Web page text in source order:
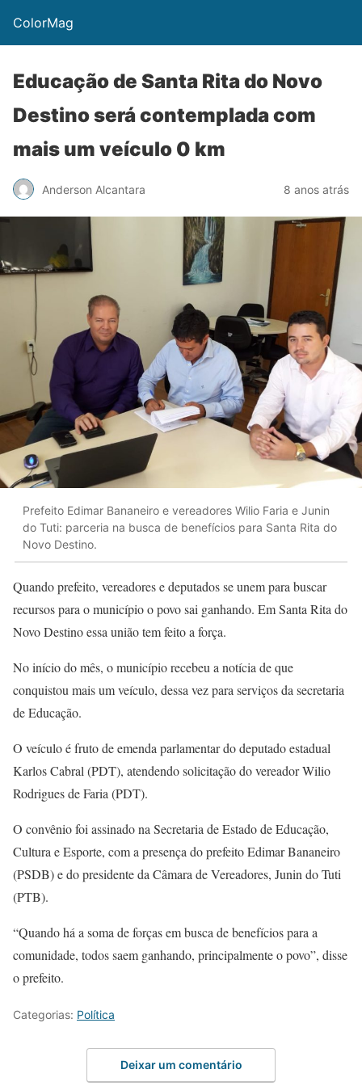
ColorMag
Educação de Santa Rita do Novo
Destino será contemplada com
mais um veículo 0 km
Anderson Alcantara 8 anos atrás
Prefeito Edimar Bananeiro e vereadores Wilio Faria e Junin
do Tuti: parceria na busca de benefícios para Santa Rita do
Novo Destino.
Quando prefeito, vereadores e deputados se unem para buscar
recursos para o município o povo sai ganhando. Em Santa Rita do
Novo Destino essa união tem feito a força.
No início do mês, o município recebeu a notícia de que
conquistou mais um veículo, dessa vez para serviços da secretaria
de Educação.
O veículo é fruto de emenda parlamentar do deputado estadual
Karlos Cabral (PDT), atendendo solicitação do vereador Wilio
Rodrigues de Faria (PDT).
O convênio foi assinado na Secretaria de Estado de Educação,
Cultura e Esporte, com a presença do prefeito Edimar Bananeiro
(PSDB) e do presidente da Câmara de Vereadores, Junin do Tuti
(PTB).
“Quando há a soma de forças em busca de benefícios para a
comunidade, todos saem ganhando, principalmente o povo”, disse
o prefeito.
Categorias: Política
Deixar um comentário